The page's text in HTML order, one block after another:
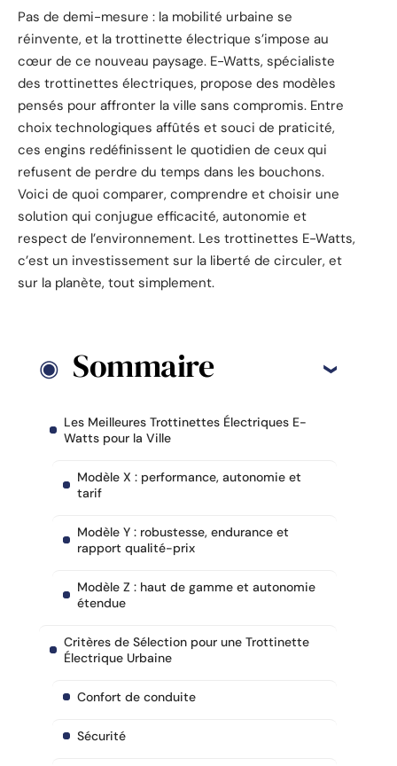
Pas de demi-mesure : la mobilité urbaine se
réinvente, et la trottinette électrique s’impose au
cœur de ce nouveau paysage. E-Watts, spécialiste
des trottinettes électriques, propose des modèles
pensés pour affronter la ville sans compromis. Entre
choix technologiques affûtés et souci de praticité,
ces engins redéfinissent le quotidien de ceux qui
refusent de perdre du temps dans les bouchons.
Voici de quoi comparer, comprendre et choisir une
solution qui conjugue efficacité, autonomie et
respect de l’environnement. Les trottinettes E-Watts,
c’est un investissement sur la liberté de circuler, et
sur la planète, tout simplement.
Sommaire
Les Meilleures Trottinettes Électriques E-
Watts pour la Ville
Modèle X : performance, autonomie et
tarif
Modèle Y : robustesse, endurance et
rapport qualité-prix
Modèle Z : haut de gamme et autonomie
étendue
Critères de Sélection pour une Trottinette
Électrique Urbaine
Confort de conduite
Sécurité